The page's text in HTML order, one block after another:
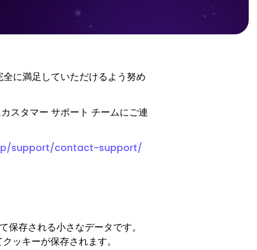
한국어
に満足していただけるよう努め
スタマー サポート チームにご連
support/contact-support/
存される小さなデータです。
ッキーが保存されます。